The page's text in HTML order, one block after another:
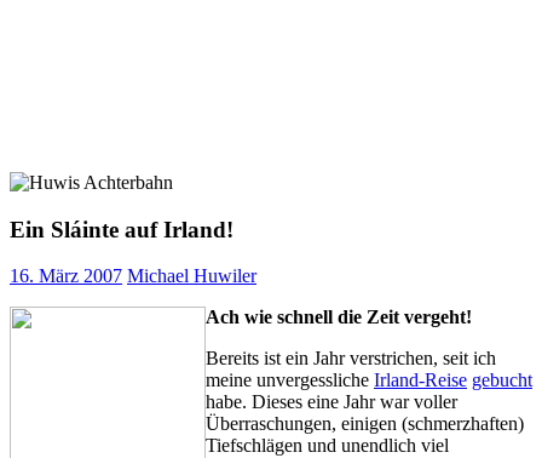
Ein Sláinte auf Irland!
16. März 2007 Michael Huwiler
Ach wie schnell die Zeit vergeht!
Bereits ist ein Jahr verstrichen, seit ich
meine unvergessliche Irland-Reise gebucht
habe. Dieses eine Jahr war voller
Überraschungen, einigen (schmerzhaften)
Tiefschlägen und unendlich viel